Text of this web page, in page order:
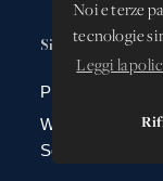
Noi e terze
tecnologie
Leggi la
Sicurezza
Privacy Policy
Whistleblowing -
Segnalazione